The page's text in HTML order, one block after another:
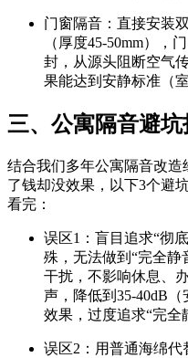
门窗隔音：直接安装
（厚度45-50mm），
封，从源头阻断空气
果能达到安静标准（
三、公寓隔音避坑
结合我们多年公寓隔音改
了钱却没效果，以下3个避
看完：
误区1：盲目追求“彻
殊，无法做到“完全静
干扰，不影响休息、
声，降低到35-40dB
效果，过度追求“完全
误区2：用普通海绵